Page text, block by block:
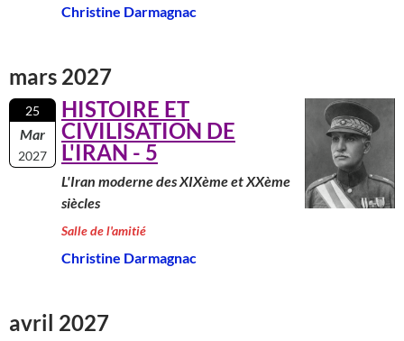
Christine Darmagnac
mars 2027
25
Mar
2027
HISTOIRE ET
CIVILISATION DE
L'IRAN - 5
L'Iran moderne des XIXème et XXème
siècles
Salle de l'amitié
Christine Darmagnac
avril 2027